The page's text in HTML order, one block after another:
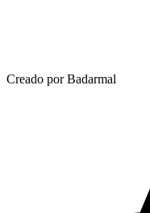
Creado por Badarmal